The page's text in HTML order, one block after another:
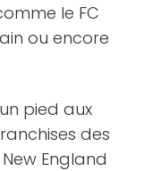
le FC
ou encore
pied aux
des
England